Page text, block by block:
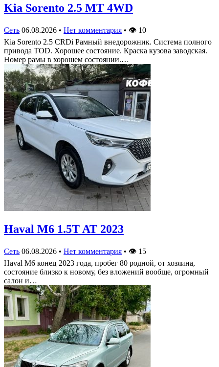
Kia Sorento 2.5 MT 4WD
Сеть 06.08.2026 • Нет комментария • 👁 10
Kia Sorento 2.5 CRDi Рамный внедорожник. Система полного
привода TOD. Хорошее состояние. Краска кузова заводская.
Номер рамы в хорошем состоянии.…
Haval M6 1.5T AT 2023
Сеть 06.08.2026 • Нет комментария • 👁 15
Haval M6 конец 2023 года, пробег 80 родной, от хозяина,
состояние близко к новому, без вложений вообще, огромный
салон и…